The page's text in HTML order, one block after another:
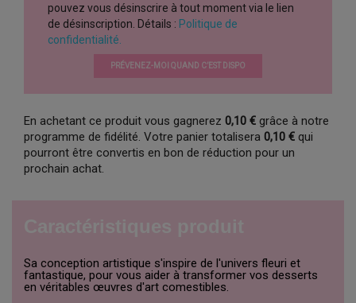
pouvez vous désinscrire à tout moment via le lien
de désinscription. Détails : Politique de
confidentialité.
PRÉVENEZ-MOI QUAND C’EST DISPO
En achetant ce produit vous gagnerez 0,10 € grâce à notre
programme de fidélité. Votre panier totalisera 0,10 € qui
pourront être convertis en bon de réduction pour un
prochain achat.
Sa conception artistique s'inspire de l'univers fleuri et
fantastique, pour vous aider à transformer vos desserts
en véritables œuvres d'art comestibles.